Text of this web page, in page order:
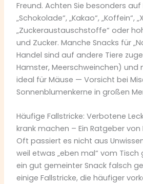
Freund. Achten Sie besonders
„Schokolade“, „Kakao“, „Koffein“,
„Zuckeraustauschstoffe“ oder
und Zucker. Manche Snacks für
Handel sind auf andere Tiere
Hamster, Meerschweinchen)
ideal für Mäuse — Vorsicht bei
Sonnenblumenkerne in großen
Häufige Fallstricke: Verbotene
krank machen – Ein Ratgeber von
Oft passiert es nicht aus
weil etwas „eben mal“ vom
ein gut gemeinter Snack falsch
einige Fallstricke, die häufiger